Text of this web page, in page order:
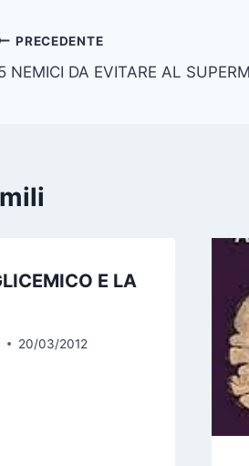
PRECEDENTE
NEMICI DA EVITARE AL
E LA
20/03/2012